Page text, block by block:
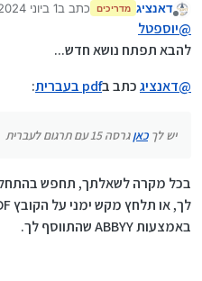
נראה לי שאני לא
עריכה: אני מדבר על זו
pdf
דאנציג מדריכים כתב ב1 ביוני 2024, 23:50
נערך לאחרונה
@יוספטל
להבא תפתח נושא חדש...
@דאנציגכתב בpdf בעברית :
יש לךכאןגרסה 15 עם תרגום לעברית
באמצעות ABBYY שהתווסף לך.